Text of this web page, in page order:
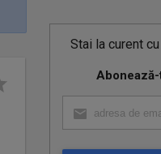
Stai la curent